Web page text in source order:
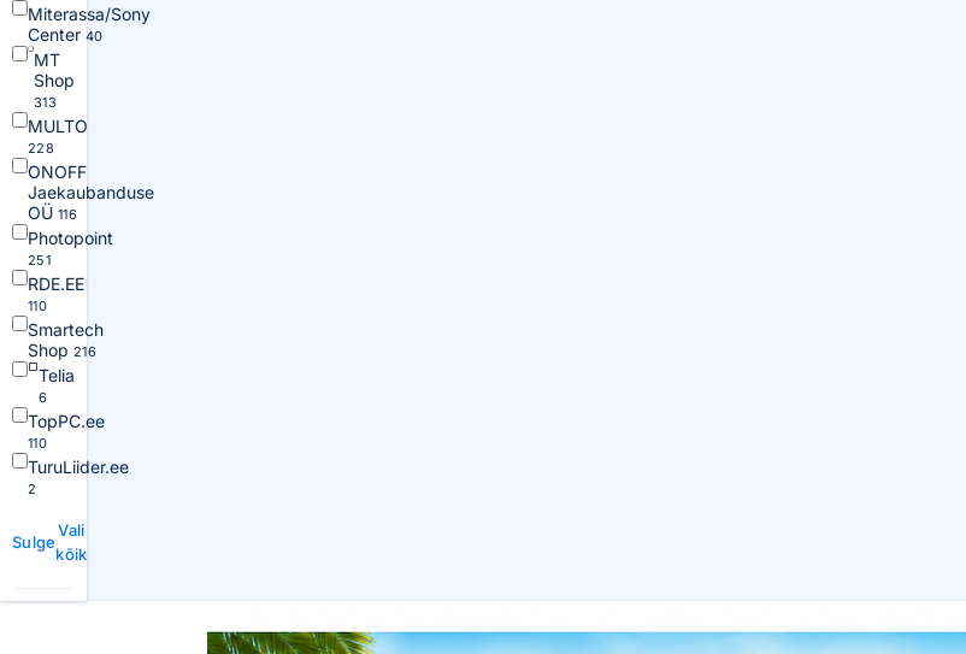
Miterassa/Sony
Center 40
MT
Shop
313
MULTO
228
ONOFF
Jaekaubanduse
OÜ 116
Photopoint
251
RDE.EE
110
Smartech
Shop 216
Telia
6
TopPC.ee
110
TuruLiider.ee
2
Sulge
Vali
kõik